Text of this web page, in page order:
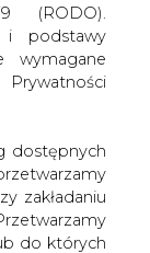
(RODO).
i podstawy
wymagane
dostępnych
zakładaniu
do których
spółki zależnej